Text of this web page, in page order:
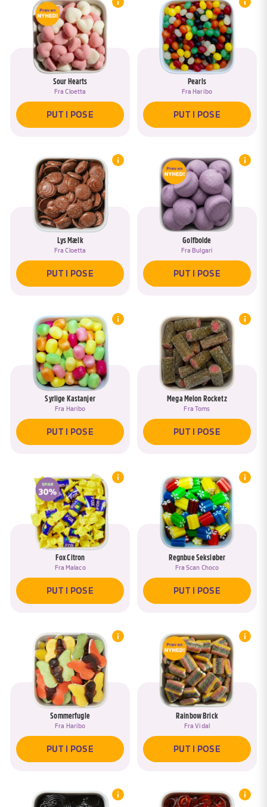
Sour Hearts
FraCloetta
PUT I POSE
Pearls
Fra Haribo
PUT I POSE
Lys Mælk
FraCloetta
PUT I POSE
Golfbolde
Fra Bulgari
PUT I POSE
Syrlige Kastanjer
Fra Haribo
PUT I POSE
Mega Melon Rocketz
Fra Toms
PUT I POSE
Fox Citron
Fra Malaco
PUT I POSE
Regnbue Seksløber
FraScan Choco
PUT I POSE
Sommerfugle
Fra Haribo
PUT I POSE
Rainbow Brick
FraVidal
PUT I POSE
REMOVE DRAFTED PRODUCTS
Du skal lige navngive din pose, så du har
Hov, du har allerede en pose, som
hedder <span data-ask-rename-title>
{{pose}}</span>
data-ask-rename-title>{{pose}}</span>?